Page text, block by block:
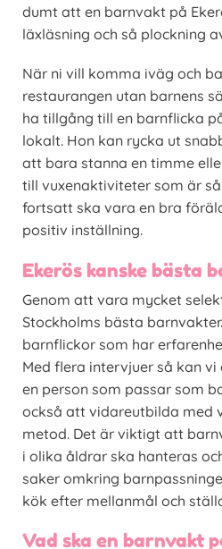
dumt att en barnvakt på
läxläsning och så plockning
När ni vill komma iväg och
restaurangen utan barnens
ha tillgång till en barnflicka
lokalt. Hon kan rycka ut
att bara stanna en timme
till vuxenaktiviteter som är
fortsatt ska vara en bra
positiv inställning.
Ekerös kanske bästa
Genom att vara mycket
Stockholms bästa
barnflickor som har
Med flera intervjuer så kan
en person som passar som
också att vidareutbilda med
metod. Det är viktigt att
i olika åldrar ska hanteras
saker omkring
kök efter mellanmål och
Vad ska en barnvakt